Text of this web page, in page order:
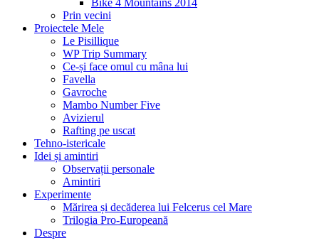
Prin vecini
Proiectele Mele
Le Pisillique
WP Trip Summary
Ce-și face omul cu mâna lui
Favella
Gavroche
Mambo Number Five
Avizierul
Rafting pe uscat
Tehno-istericale
Idei și amintiri
Observații personale
Amintiri
Experimente
Mărirea și decăderea lui Felcerus cel Mare
Trilogia Pro-Europeană
Despre